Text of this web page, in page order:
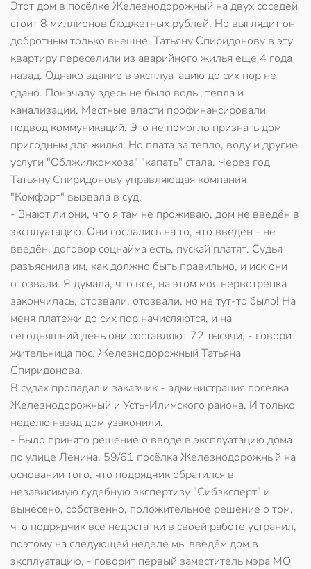
Этот дом в посёлке Железнодорожный на двух соседей
стоит 8 миллионов бюджетных рублей. Но выглядит он
добротным только внешне. Татьяну Спиридонову в эту
квартиру переселили из аварийного жилья еще 4 года
назад. Однако здание в эксплуатацию до сих пор не
сдано. Поначалу здесь не было воды, тепла и
канализации. Местные власти профинансировали
подвод коммуникаций. Это не помогло признать дом
пригодным для жилья. Но плата за тепло, воду и другие
услуги "Облжилкомхоза" "капать" стала. Через год
Татьяну Спиридонову управляющая компания
"Комфорт" вызвала в суд.
- Знают ли они, что я там не проживаю, дом не введён в
эксплуатацию. Они сослались на то, что введён - не
введён, договор соцнайма есть, пускай платят. Судья
разъяснила им, как должно быть правильно, и иск они
отозвали. Я думала, что всё, на этом моя нервотрёпка
закончилась, отозвали, отозвали, но не тут-то было! На
меня платежи до сих пор начисляются, и на
сегодняшний день они составляют 72 тысячи, - говорит
жительница пос. Железнодорожный Татьяна
Спиридонова.
В судах пропадал и заказчик - администрация посёлка
Железнодорожный и Усть-Илимского района. И только
неделю назад дом узаконили.
- Было принято решение о вводе в эксплуатацию дома
по улице Ленина, 59/61 посёлка Железнодорожный на
основании того, что подрядчик обратился в
независимую судебную экспертизу "Сибэксперт" и
вынесено, собственно, положительное решение о том,
что подрядчик все недостатки в своей работе устранил,
поэтому на следующей неделе мы введём дом в
эксплуатацию, - говорит первый заместитель мэра МО